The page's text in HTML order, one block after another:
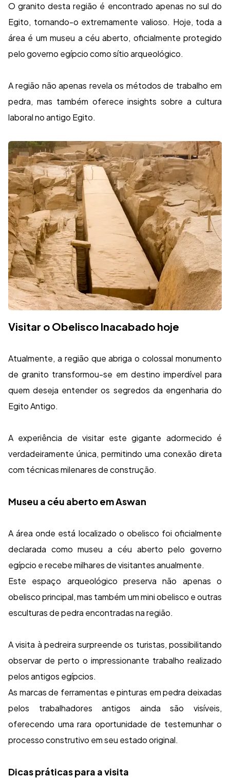
O granito desta região é encontrado apenas no sul do
Egito, tornando-o extremamente valioso. Hoje, toda a
área é um museu a céu aberto, oficialmente protegido
pelo governo egípcio como sítio arqueológico.
A região não apenas revela os métodos de trabalho em
pedra, mas também oferece insights sobre a cultura
laboral no antigo Egito.
Visitar o Obelisco Inacabado hoje
Atualmente, a região que abriga o colossal monumento
de granito transformou-se em destino imperdível para
quem deseja entender os segredos da engenharia do
Egito Antigo.
A experiência de visitar este gigante adormecido é
verdadeiramente única, permitindo uma conexão direta
com técnicas milenares de construção.
Museu a céu aberto em Aswan
A área onde está localizado o obelisco foi oficialmente
declarada como museu a céu aberto pelo governo
egípcio e recebe milhares de visitantes anualmente.
Este espaço arqueológico preserva não apenas o
obelisco principal, mas também um mini obelisco e outras
esculturas de pedra encontradas na região.
A visita à pedreira surpreende os turistas, possibilitando
observar de perto o impressionante trabalho realizado
pelos antigos egípcios.
As marcas de ferramentas e pinturas em pedra deixadas
pelos trabalhadores antigos ainda são visíveis,
oferecendo uma rara oportunidade de testemunhar o
processo construtivo em seu estado original.
Dicas práticas para a visita